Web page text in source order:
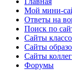
Мой мини-
Ответы на
Поиск по
Сайты
Сайты
Сайты коллег
Форумы